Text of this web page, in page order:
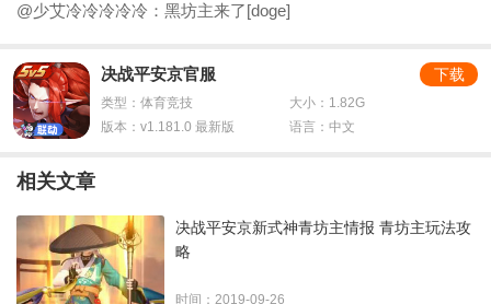
@少艾冷冷冷冷冷：黑坊主来了[doge]
决战平安京官服
类型：体育竞技
大小：1.82G
版本：v1.181.0 最新版
语言：中文
下载
相关文章
决战平安京新式神青坊主情报 青坊主玩法攻
略
时间：2019-09-26